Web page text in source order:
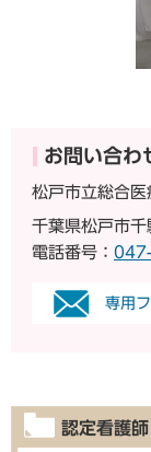
お問い合わ
松戸市立総合
千葉県松戸市
電話番号：
専用
認定看護